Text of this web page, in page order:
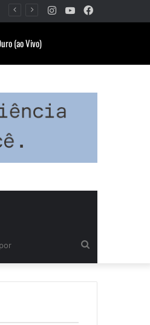
YouTube
Instagram
por